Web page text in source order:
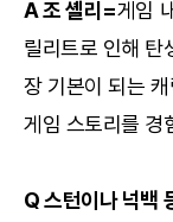
A 조 셸리=게임
릴리트로 인해 탄
장 기본이 되는
게임 스토리를 경
Q 스턴이나 넉백